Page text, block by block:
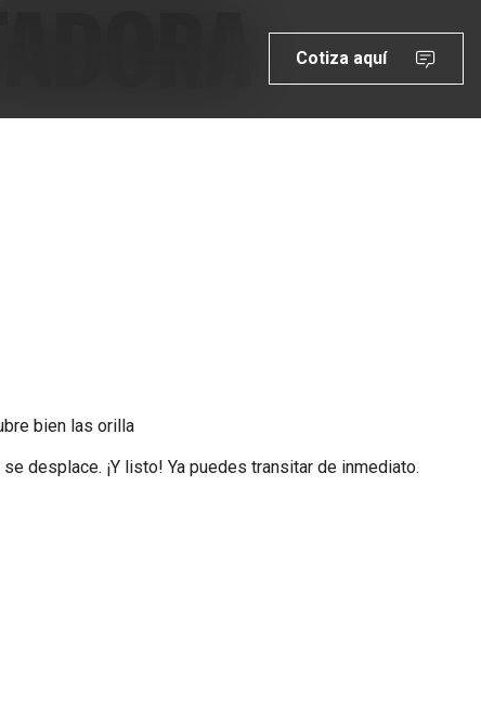
Cotiza aquí
bien las orilla
desplace. ¡Y listo! Ya puedes transitar de inmediato.